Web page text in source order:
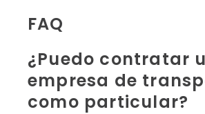
FAQ
¿Puedo contratar
empresa de
como particular?